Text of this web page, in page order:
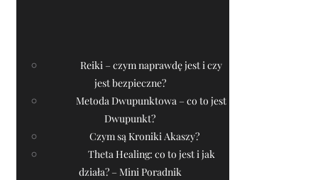
Reiki – czym naprawdę jest i czy
jest bezpieczne?
Metoda Dwupunktowa – co to jest
Dwupunkt?
Czym są Kroniki Akaszy?
Theta Healing: co to jest i jak
działa? – Mini Poradnik